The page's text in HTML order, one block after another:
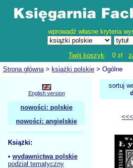
wprowadź własne kryteria
Twój koszyk: 0 zł
Strona główna> książki polskie > Ogólne
English version
nowości: polskie
nowości: angielskie
Książki:
• wydawnictwa polskie
podział tematyczny
sortuj
<<<